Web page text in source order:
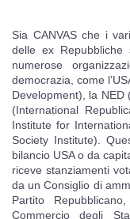
Sia CANVAS che i
delle ex Repubbliche
numerose
democrazia, come
Development), la NED
(International
Institute for
Society Institute).
bilancio USA o da
riceve stanziamenti
da un Consiglio di
Partito
Commercio degli